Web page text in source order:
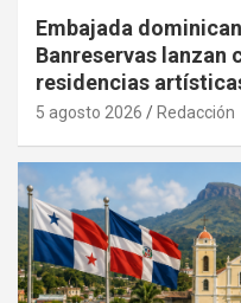
Embajada
Banreservas lanzan
residencias
5 agosto 2026 Redacción